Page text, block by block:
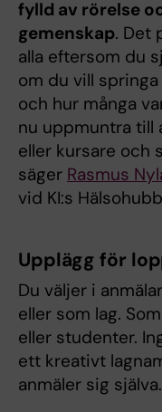
fylld av rörelse
gemenskap. Det
alla eftersom du
om du vill springa
och hur många
nu uppmuntra till
eller kursare och
säger Rasmus
vid KI:s
Upplägg för
Du väljer i
eller som lag.
eller studenter.
ett kreativt
anmäler sig själva.